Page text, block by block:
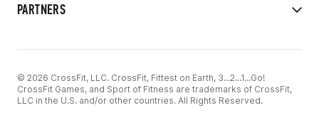
PARTNERS
© 2026 CrossFit, LLC. CrossFit, Fittest on Earth, 3...2...1...Go!
CrossFit Games, and Sport of Fitness are trademarks of CrossFit,
LLC in the U.S. and/or other countries. All Rights Reserved.